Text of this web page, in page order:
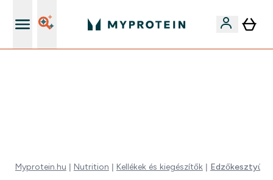
Myprotein.hu Nutrition Kellékek és kiegészítők Edzőkesztyű